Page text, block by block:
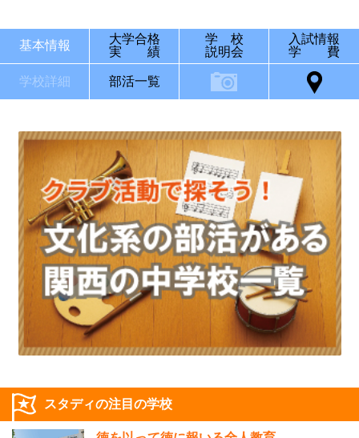
基本情報
大学合格
実 績
学 校
説明会
入試情報
学 費
学校詳細 部活一覧
スタディの注目の学校